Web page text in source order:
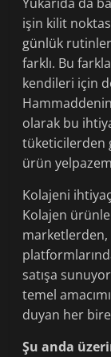
işin kilit
günlük
farklı. Bu
kendileri için
olarak bu
tüketicilerden
ürün
Kolajeni
Kolajen
satışa
temel
duyan her
Şu anda